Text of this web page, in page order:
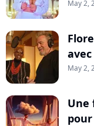
May 2,
May 2,
Une